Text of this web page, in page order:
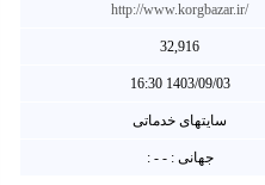
http://www.korgbazar.ir/
32,916
1403/09/03 16:30
سایتهای خدماتی
جهانی : - - :